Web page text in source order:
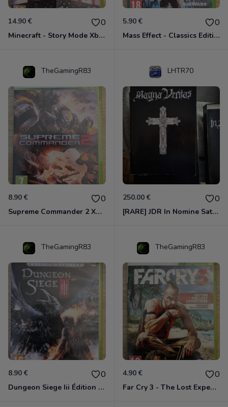
14.90 € 0
Minecraft - Story Mode Xbox 360
5.90 € 0
Mass Effect - Classics Edition Xbox 360
TheGamingR83
8.90 € 0
Supreme Commander 2 Xbox 360
LHTR70
250.00 € 0
[RARE] JDR In Nomine Satanis / Magna Veritas – 1ère Édition BOÎTE (DOS BLANC, 1989) - CROC / Siroz
TheGamingR83
8.90 € 0
Dungeon Siege Iii Édition Limitée - Vf Intégrale Xbox 360
TheGamingR83
4.90 € 0
Far Cry 3 - The Lost Expeditions - Edition Spéciale Xbox 360